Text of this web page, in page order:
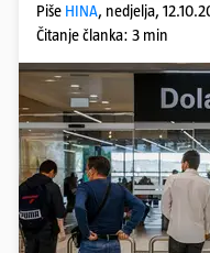
Piše HINA, nedjelja,
Čitanje članka: 3 min